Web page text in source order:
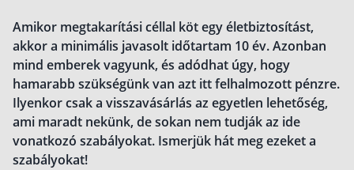
Nyugdíj tanácsadás 🪙
Nyugdíj megtakarítás – Így válassz
Magánnyugdíjpénztár összefoglaló
Nyugdíjkorhatár táblázat és útmutató
Nyugdíj kisokos – A magyar nyugdíjrendszer
Amikor megtakarítási céllal köt egy életbiztosítást,
akkor a minimális javasolt időtartam 10 év. Azonban
mind emberek vagyunk, és adódhat úgy, hogy
hamarabb szükségünk van azt itt felhalmozott pénzre.
Ilyenkor csak a visszavásárlás az egyetlen lehetőség,
ami maradt nekünk, de sokan nem tudják az ide
vonatkozó szabályokat. Ismerjük hát meg ezeket a
szabályokat!